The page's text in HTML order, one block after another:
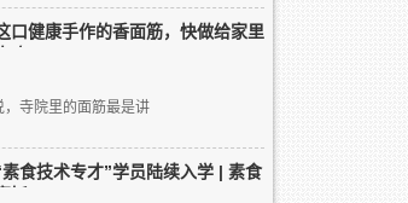
口健康手作的香面筋，快做给家里
寺院里的面筋最是讲
素食技术专才”学员陆续入学 | 素食